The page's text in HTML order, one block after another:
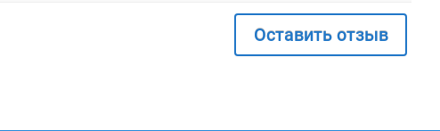
Оставить отзыв